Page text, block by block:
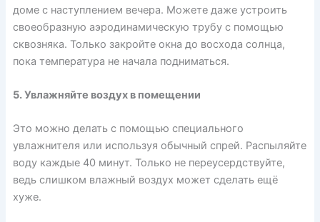
доме с наступлением вечера. Можете даже устроить
своеобразную аэродинамическую трубу с помощью
сквозняка. Только закройте окна до восхода солнца,
пока температура не начала подниматься.
5. Увлажняйте воздух в помещении
Это можно делать с помощью специального
увлажнителя или используя обычный спрей. Распыляйте
воду каждые 40 минут. Только не переусердствуйте,
ведь слишком влажный воздух может сделать ещё
хуже.